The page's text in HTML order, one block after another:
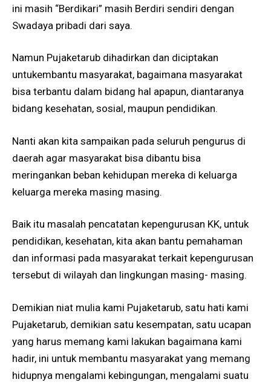
ini masih “Berdikari” masih Berdiri sendiri dengan
Swadaya pribadi dari saya.
Namun Pujaketarub dihadirkan dan diciptakan
untukembantu masyarakat, bagaimana masyarakat
bisa terbantu dalam bidang hal apapun, diantaranya
bidang kesehatan, sosial, maupun pendidikan.
Nanti akan kita sampaikan pada seluruh pengurus di
daerah agar masyarakat bisa dibantu bisa
meringankan beban kehidupan mereka di keluarga
keluarga mereka masing masing.
Baik itu masalah pencatatan kepengurusan KK, untuk
pendidikan, kesehatan, kita akan bantu pemahaman
dan informasi pada masyarakat terkait kepengurusan
tersebut di wilayah dan lingkungan masing- masing.
Demikian niat mulia kami Pujaketarub, satu hati kami
Pujaketarub, demikian satu kesempatan, satu ucapan
yang harus memang kami lakukan bagaimana kami
hadir, ini untuk membantu masyarakat yang memang
hidupnya mengalami kebingungan, mengalami suatu